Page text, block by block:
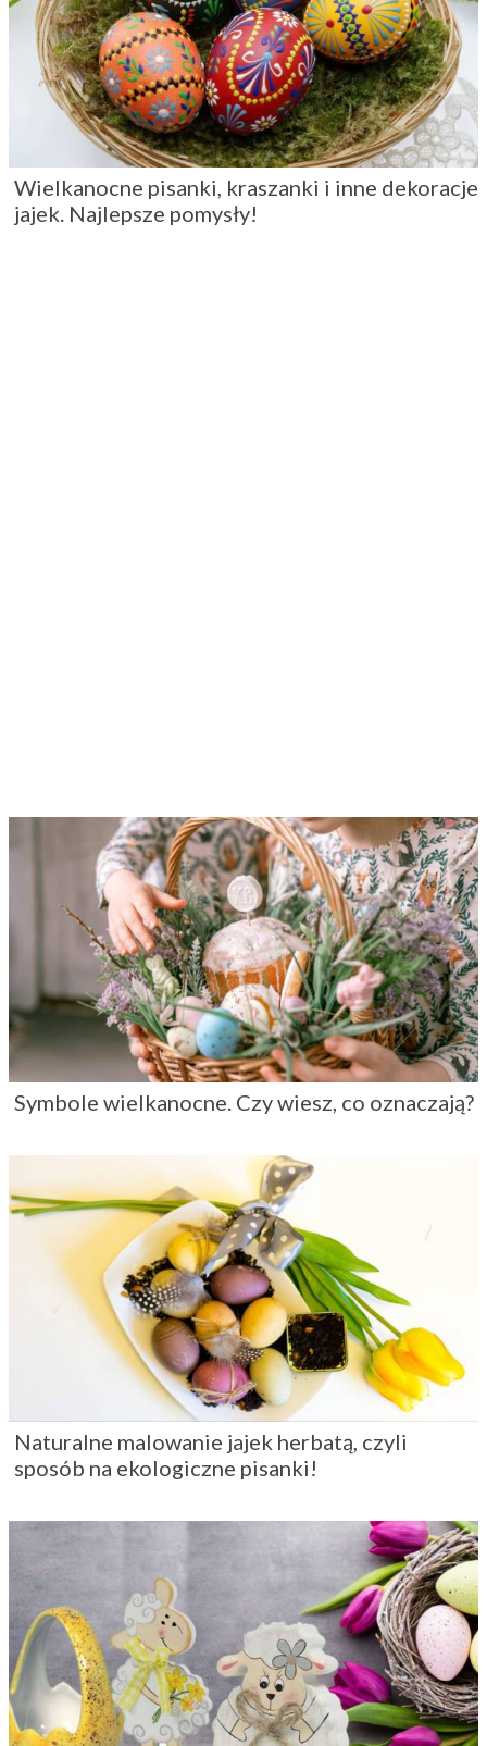
Wielkanocne pisanki, kraszanki i inne dekoracje
jajek. Najlepsze pomysły!
Symbole wielkanocne. Czy wiesz, co oznaczają?
Naturalne malowanie jajek herbatą, czyli
sposób na ekologiczne pisanki!